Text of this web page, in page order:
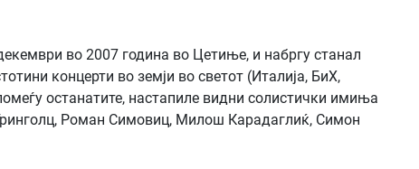
во 2007 година во Цетиње, и набргу станал
концерти во земји во светот (Италија, БиХ,
останатите, настапиле видни солистички имиња
Роман Симовиц, Милош Карадаглиќ, Симон